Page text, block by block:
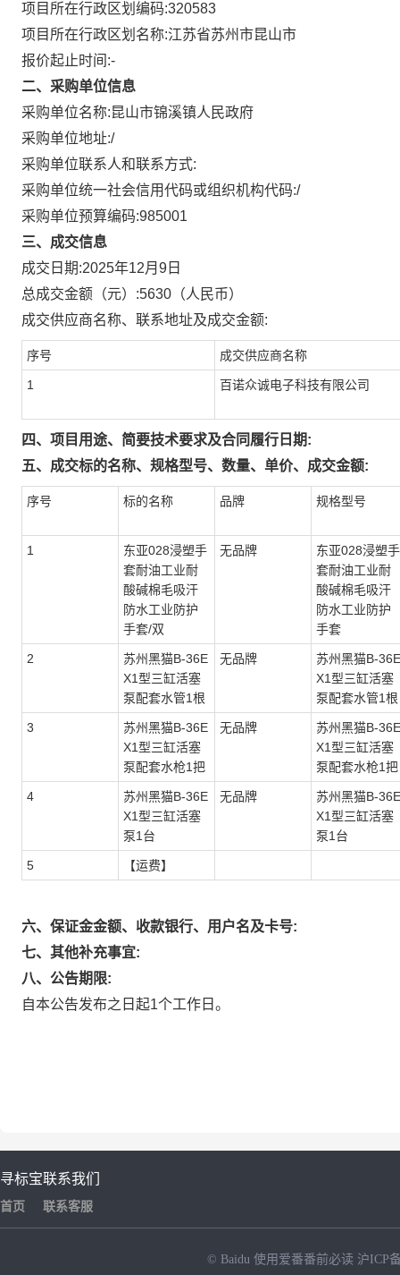
项目所在行政区划编码:320583
项目所在行政区划名称:江苏省苏州市昆山市
报价起止时间:-
二、采购单位信息
采购单位名称:昆山市锦溪镇人民政府
采购单位地址:/
采购单位联系人和联系方式:
采购单位统一社会信用代码或组织机构代码:/
采购单位预算编码:985001
三、成交信息
成交日期:2025年12月9日
总成交金额（元）:5630 （人民币）
成交供应商名称、联系地址及成交金额:
序号 成交供应商名称
1 百诺众诚电子科技有限公司
四、项目用途、简要技术要求及合同履行日期:
五、成交标的名称、规格型号、数量、单价、成交金额:
序号 标的名称 品牌 规格型号
1
东亚028浸塑手
套耐油工业耐
酸碱棉毛吸汗
防水工业防护
手套/双
无品牌
东亚028浸塑手
套耐油工业耐
酸碱棉毛吸汗
防水工业防护
手套
2
苏州黑猫B-36E
X1型三缸活塞
泵配套水管1根
无品牌
苏州黑猫B-36E
X1型三缸活塞
泵配套水管1根
3
苏州黑猫B-36E
X1型三缸活塞
泵配套水枪1把
无品牌
苏州黑猫B-36E
X1型三缸活塞
泵配套水枪1把
4
苏州黑猫B-36E
X1型三缸活塞
泵1台
无品牌
苏州黑猫B-36E
X1型三缸活塞
泵1台
5 【运费】
六、保证金金额、收款银行、用户名及卡号:
七、其他补充事宜:
八、公告期限:
自本公告发布之日起1个工作日。
寻标宝
首页
联系我们
联系客服
© Baidu 使用爱番番前必读 沪ICP